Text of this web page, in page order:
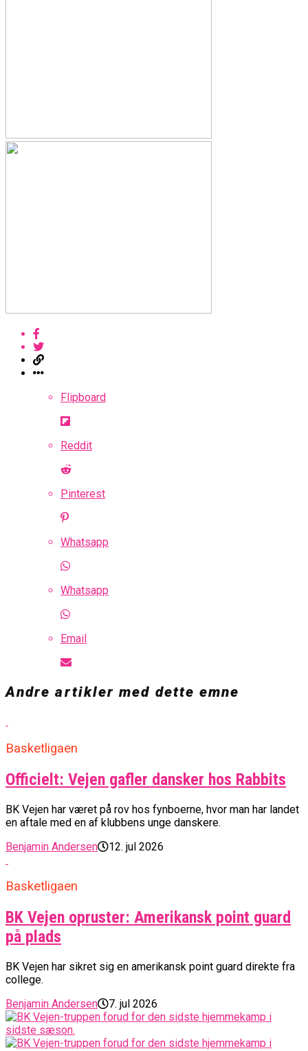
Flipboard
Reddit
Pinterest
Whatsapp
Whatsapp
Email
Andre artikler med dette emne
Basketligaen
Officielt: Vejen gafler dansker hos Rabbits
BK Vejen har været på rov hos fynboerne, hvor man har landet
en aftale med en af klubbens unge danskere.
Benjamin Andersen
12. jul 2026
Basketligaen
BK Vejen opruster: Amerikansk point guard
på plads
BK Vejen har sikret sig en amerikansk point guard direkte fra
college.
Benjamin Andersen
7. jul 2026